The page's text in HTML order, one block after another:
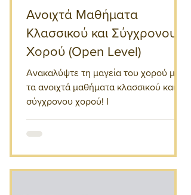
Ανοιχτά Μαθήματα
Κλασσικού και Σύγχρονου
Χορού (Open Level)
Ανακαλύψτε τη μαγεία του χορού με
τα ανοιχτά μαθήματα κλασσικού και
σύγχρονου χορού! Ι